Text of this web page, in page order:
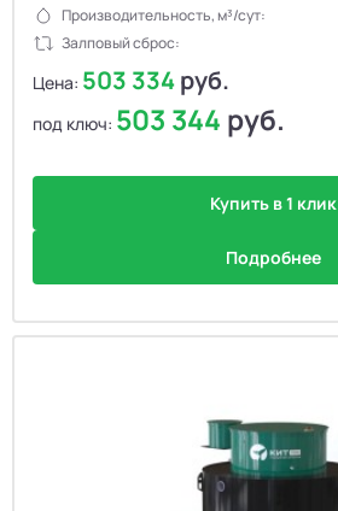
Производительность, м³/сут:
Залповый сброс:
Цена: 503 334руб.
под ключ: 503 344 руб.
Купить в 1 клик
Подробнее